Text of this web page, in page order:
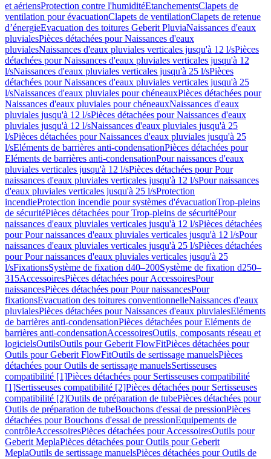
et aériensProtection contre l'humiditéEtanchementsClapets de
ventilation pour évacuationClapets de ventilationClapets de retenue
d’énergieEvacuation des toitures Geberit PluviaNaissances d'eaux
pluvialesPièces détachées pour Naissances d'eaux
pluvialesNaissances d'eaux pluviales verticales jusqu'à 12 l/sPièces
détachées pour Naissances d'eaux pluviales verticales jusqu'à 12
l/sNaissances d'eaux pluviales verticales jusqu'à 25 l/sPièces
détachées pour Naissances d'eaux pluviales verticales jusqu'à 25
l/sNaissances d'eaux pluviales pour chéneauxPièces détachées pour
Naissances d'eaux pluviales pour chéneauxNaissances d'eaux
pluviales jusqu'à 12 l/sPièces détachées pour Naissances d'eaux
pluviales jusqu'à 12 l/sNaissances d'eaux pluviales jusqu'à 25
l/sPièces détachées pour Naissances d'eaux pluviales jusqu'à 25
l/sEléments de barrières anti-condensationPièces détachées pour
Eléments de barrières anti-condensationPour naissances d'eaux
pluviales verticales jusqu'à 12 l/sPièces détachées pour Pour
naissances d'eaux pluviales verticales jusqu'à 12 l/sPour naissances
d'eaux pluviales verticales jusqu'à 25 l/sProtection
incendieProtection incendie pour systèmes d'évacuationTrop-pleins
de sécuritéPièces détachées pour Trop-pleins de sécuritéPour
naissances d'eaux pluviales verticales jusqu'à 12 l/sPièces détachées
pour Pour naissances d'eaux pluviales verticales jusqu'à 12 l/sPour
naissances d'eaux pluviales verticales jusqu'à 25 l/sPièces détachées
pour Pour naissances d'eaux pluviales verticales jusqu'à 25
l/sFixationsSystème de fixation d40–200Système de fixation d250–
315AccessoiresPièces détachées pour AccessoiresPour
naissancesPièces détachées pour Pour naissancesPour
fixationsEvacuation des toitures conventionnelleNaissances d'eaux
pluvialesPièces détachées pour Naissances d'eaux pluvialesEléments
de barrières anti-condensationPièces détachées pour Eléments de
barrières anti-condensationAccessoiresOutils, composants réseau et
logicielsOutilsOutils pour Geberit FlowFitPièces détachées pour
Outils pour Geberit FlowFitOutils de sertissage manuelsPièces
détachées pour Outils de sertissage manuelsSertisseuses
compatibilité [1]Pièces détachées pour Sertisseuses compatibilité
[1]Sertisseuses compatibilité [2]Pièces détachées pour Sertisseuses
compatibilité [2]Outils de préparation de tubePièces détachées pour
Outils de préparation de tubeBouchons d'essai de pressionPièces
détachées pour Bouchons d'essai de pressionEquipements de
contrôleAccessoiresPièces détachées pour AccessoiresOutils pour
Geberit MeplaPièces détachées pour Outils pour Geberit
MeplaOutils de sertissage manuelsPièces détachées pour Outils de